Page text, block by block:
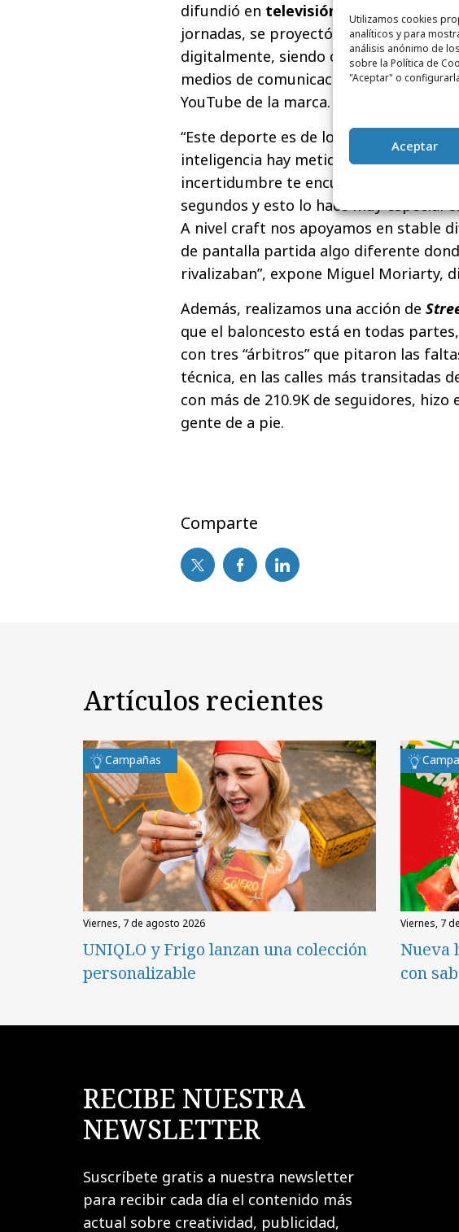
Utilizamos cookies
analíticos y para
análisis anónimo de
sobre la Política de
"Aceptar" o
Aceptar
difundió en televisión
durante los
jornadas, se proyectó en los
digitalmente, siendo objeto de
medios de comunicación nacionales.
YouTube de la marca.
“Este deporte es de los que más datos
inteligencia hay metida en el juego
incertidumbre te encuentras. Todo
segundos y esto lo hace muy especial
A nivel craft nos apoyamos en stable
de pantalla partida algo diferente
rivalizaban”, expone Miguel Moriarty,
Además, realizamos una acción de
que el baloncesto está en todas
con tres “árbitros” que pitaron las
técnica, en las calles más transitadas
con más de 210.9K de seguidores,
gente de a pie.
Comparte
Artículos recientes
Campañas
viernes, 7 de agosto 2026
UNIQLO y Frigo lanzan una colección
personalizable
viernes, 7
Nueva
con
RECIBE NUESTRA
NEWSLETTER
Suscríbete gratis a nuestra newsletter
para recibir cada día el contenido más
actual sobre creatividad, publicidad,